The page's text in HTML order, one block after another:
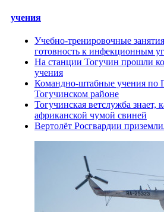
учения
Учебно-тренировочные
готовность к инфекционным
На станции Тогучин прошли
учения
Командно-штабные учения
Тогучинском районе
Тогучинская ветслужба знает,
африканской чумой свиней
Вертолёт Росгвардии